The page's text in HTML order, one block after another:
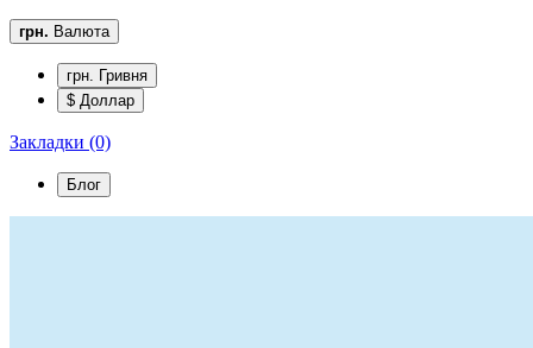
грн. Валюта
грн. Гривня
$ Доллар
Закладки (0)
Блог